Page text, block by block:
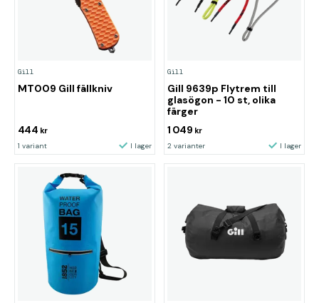
Gill
MT009 Gill fällkniv
444 kr
1 variant I lager
Gill
Gill 9639p Flytrem till
glasögon - 10 st, olika
färger
1 049 kr
2 varianter I lager